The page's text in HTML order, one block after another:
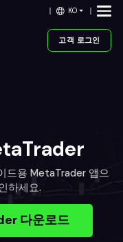
KO
고객 로그인
드용 MetaTrader 앱으
하세요.
다운로드